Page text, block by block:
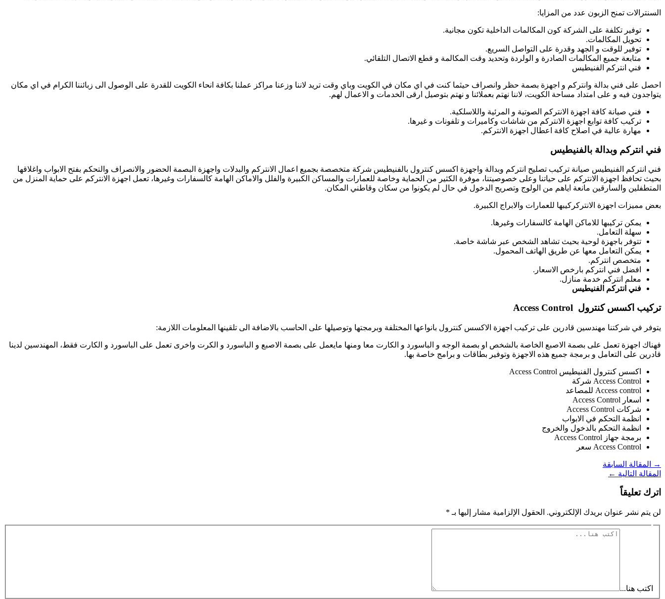
السنترالات تمنح الزبون عدد من المزايا:
توفير تكلفة على الشركة كون المكالمات الداخلية تكون مجانية.
تحويل المكالمات.
توفير للوقت و الجهد وقدرة على التواصل السريع.
متابعة جميع المكالمات الصادرة و الولردة وتحديد وقت المكالمة و قطع الاتصال التلقائي.
فني انتركم الفنيطيس
احصل على فني بدالة وانتركم و اجهزة بصمة حظر وانصراف حيثما كنت في اي مكان في الكويت وباي وقت تريد لاننا وزعنا مراكز عملنا بكافة انحاء الكويت للقدرة على الوصول الى زبائننا الكرام في اي مكان
يتواجدون فيه و على امتداد مساحة الكويت، لاننا نهتم بعملائنا و نهتم بتوصيل ارقى الخدمات و الاعمال لهم.
فني صيانة كافة اجهزة الانتركم الصوتية و المرئية واللاسلكية.
تركيب كافة توابع اجهزة الانتركم من شاشات وكاميرات و تلفونات و غيرها.
مهارة عالية في اصلاح كافة اعطال اجهزة الانتركم.
فني انتركم وبدالة بالفنيطيس
فني انتركم الفنيطيس صيانة تركيب تصليح انتركم وبدالة واجهزة اكسس كنترول بالفنيطيس شركة متخصصة بجميع اعمال الانتركم والبدلات واجهزة البصمة الحضور والانصراف والتحكم بفتح الابواب واغلاقها
بحيث تحافظ اجهزة الانتركم على حياتنا وعلى خصوصيتنا، موفرة الكثير من الحماية وخاصة للعمارات والمساكن الكبيرة والفلل والاماكن الهامة كالسفارات وغيرها، تعمل اجهزة الانتركم على حماية المنزل من
المتطفلين والسارقين مانعة اياهم من الولوج وتصريح الدخول في حال لم يكونوا من سكان وقاطني المكان.
بعض مميزات اجهزة الانتركركيبها للعمارات والابراج الكبيرة.
يمكن تركيبها للاماكن الهامة كالسفارات وغيرها.
سهلة التعامل.
تتوفر باجهزة لوحية بحيث تشاهد الشخص عبر شاشة خاصة.
يمكن التعامل معها عن طريق الهاتف المحمول.
متخصص انتركم.
افضل فني انتركم بارخص الاسعار.
معلم انتركم خدمة منازل.
فني انتركم الفنيطيس
تركيب اكسس كنترول
يتوفر في شركتنا مهندسين قادرين على تركيب اجهزة الاكسس كنترول بانواعها المختلفة وبرمجتها وتوصيلها على الحاسب بالاضافة الى تلقينها المعلومات اللازمة:
فهناك اجهزة تعمل على بصمة الاصبع الخاصة بالشخص او بصمة الوجه و الباسورد و الكارت معا ومنها مايعمل على بصمة الاصبع و الباسورد و الكرت واخرى تعمل على الباسورد و الكارت فقط، المهندسين لدينا
قادرين على التعامل و برمجة جميع هذه الاجهزة وتوفير بطاقات و برامج خاصة بها.
اكسس كنترول الفنيطيس Access Control
Access Control شركة
Access control للمصاعد
اسعار Access Control
شركات Access Control
انظمة التحكم في الابواب
انظمة التحكم بالدخول والخروج
برمجة جهاز Access Control
Access Control سعر
→
المقالة السابقة
المقالة التالية ←
اترك تعليقاً
لن يتم نشر عنوان بريدك الإلكتروني. الحقول الإلزامية مشار إليها بـ *
اكتب هنا...